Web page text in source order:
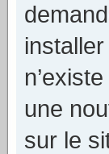
une
sur le